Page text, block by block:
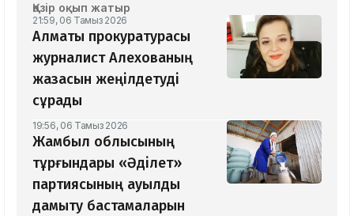
Қазір оқып жатыр
21:59, 06 Тамыз 2026
Алматы прокуратурасы
журналист Алехованың
жазасын жеңілдетуді
сұрады
19:56, 06 Тамыз 2026
Жамбыл облысының
тұрғындары «Әділет»
партиясының ауылды
дамыту бастамаларын